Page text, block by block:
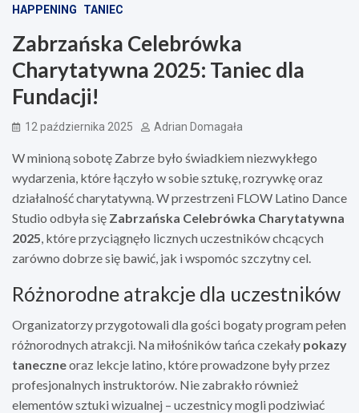
HAPPENING TANIEC
Zabrzańska Celebrówka
Charytatywna 2025: Taniec dla
Fundacji!
12 października 2025 Adrian Domagała
W minioną sobotę Zabrze było świadkiem niezwykłego
wydarzenia, które łączyło w sobie sztukę, rozrywkę oraz
działalność charytatywną. W przestrzeni FLOW Latino Dance
Studio odbyła się Zabrzańska Celebrówka Charytatywna
2025, które przyciągnęło licznych uczestników chcących
zarówno dobrze się bawić, jak i wspomóc szczytny cel.
Różnorodne atrakcje dla uczestników
Organizatorzy przygotowali dla gości bogaty program pełen
różnorodnych atrakcji. Na miłośników tańca czekały pokazy
taneczneoraz lekcje latino, które prowadzone były przez
profesjonalnych instruktorów. Nie zabrakło również
elementów sztuki wizualnej – uczestnicy mogli podziwiać